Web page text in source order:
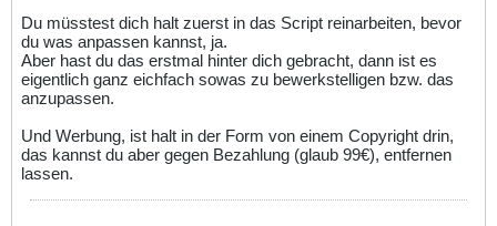
Du müsstest dich halt zuerst in das Script reinarbeiten, bevor
du was anpassen kannst, ja.
Aber hast du das erstmal hinter dich gebracht, dann ist es
eigentlich ganz eichfach sowas zu bewerkstelligen bzw. das
anzupassen.
Und Werbung, ist halt in der Form von einem Copyright drin,
das kannst du aber gegen Bezahlung (glaub 99€), entfernen
lassen.